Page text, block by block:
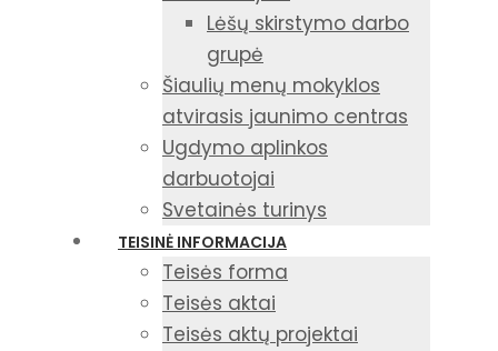
Lėšų skirstymo darbo
grupė
Šiaulių menų mokyklos
atvirasis jaunimo centras
Ugdymo aplinkos
darbuotojai
Svetainės turinys
TEISINĖ INFORMACIJA
Teisės forma
Teisės aktai
Teisės aktų projektai